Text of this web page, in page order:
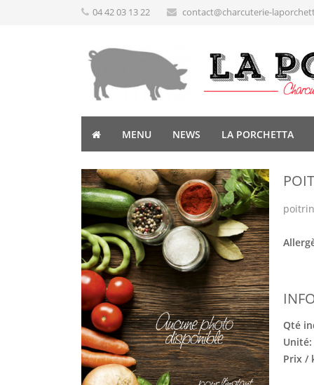
04 42 03 13 22 contact@charcuterie-
MENU NEWS LA PORCHETTA
Qté
Unité:
Prix /